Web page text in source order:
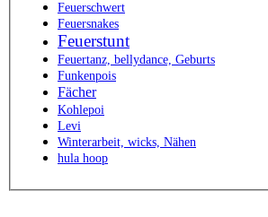
Feuerschwert
Feuersnakes
Feuerstunt
Feuertanz, bellydance, Geburts
Funkenpois
Fächer
Kohlepoi
Levi
Winterarbeit, wicks, Nähen
hula hoop